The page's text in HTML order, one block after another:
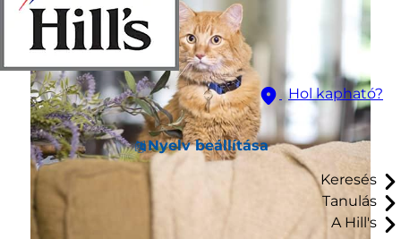
Hol kapható?
Nyelv beállítása
Keresés
Tanulás
A Hill's